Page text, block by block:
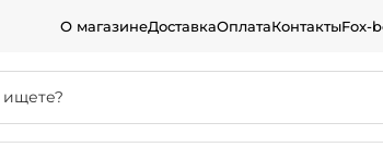
О магазинеДоставкаОплатаКонтактыFox-